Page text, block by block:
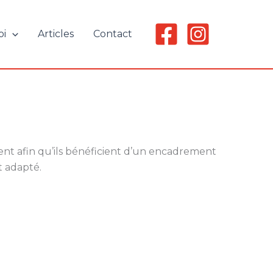
Articles Contact
afin qu’ils bénéficient d’un encadrement
adapté.